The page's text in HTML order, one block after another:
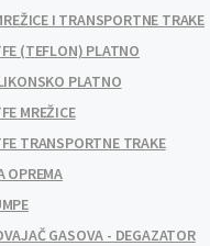
I TRANSPORTNE TRAKE
(TEFLON) PLATNO
PLATNO
MREŽICE
TRANSPORTNE TRAKE
OPREMA
GASOVA - DEGAZATOR